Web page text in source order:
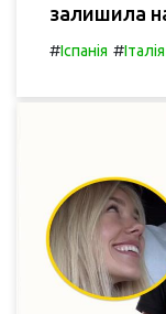
залишила
#Іспанія #Італія